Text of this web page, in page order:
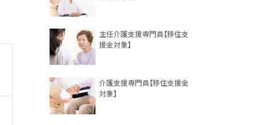
主任介護支援専門員【移住支
援金対象】
介護支援専門員【移住支援金
対象】